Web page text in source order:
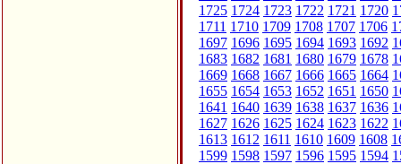
1725 1724 1723 1722 1721 1720
1711 1710 1709 1708 1707 1706
1697 1696 1695 1694 1693 1692
1683 1682 1681 1680 1679 1678
1669 1668 1667 1666 1665 1664
1655 1654 1653 1652 1651 1650
1641 1640 1639 1638 1637 1636
1627 1626 1625 1624 1623 1622
1613 1612 1611 1610 1609 1608
1599 1598 1597 1596 1595 1594